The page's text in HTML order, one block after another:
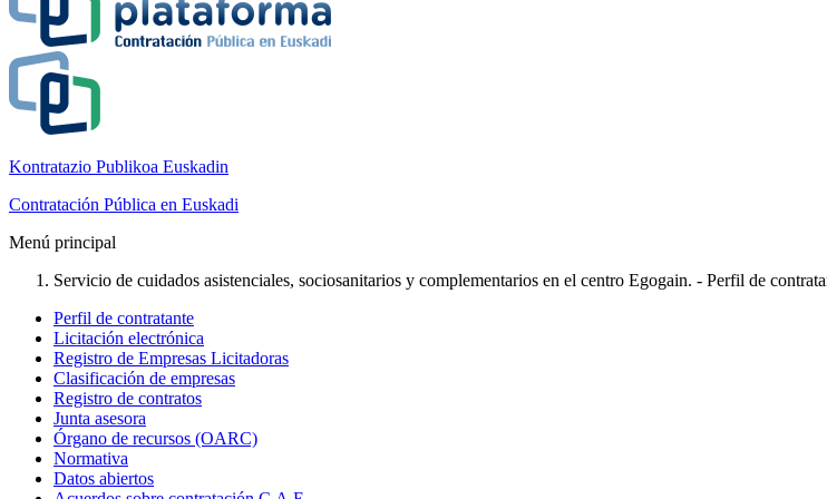
Kontratazio Publikoa Euskadin
Contratación Pública en Euskadi
Menú principal
Servicio de cuidados asistenciales, sociosanitarios y complementarios en el centro Egogain. - Perfil de
Perfil de contratante
Licitación electrónica
Registro de Empresas Licitadoras
Clasificación de empresas
Registro de contratos
Junta asesora
Órgano de recursos (OARC)
Normativa
Datos abiertos